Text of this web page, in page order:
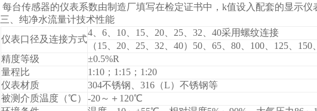
每台传感器的仪表系数由制造厂填写在检定证书中，k值设入配套的显示仪
三、纯净水流量计技术性能
仪表口径及连接方式
4、6、10、15、20、25、32、40采用螺纹连接
（15、20、25、32、40）50、65、80、100、125、
精度等级
±0.5%R
量程比
1:10；1:15；1:20
仪表材质
304不锈钢、316（L）不锈钢等
被测介质温度（℃） -20～＋120℃